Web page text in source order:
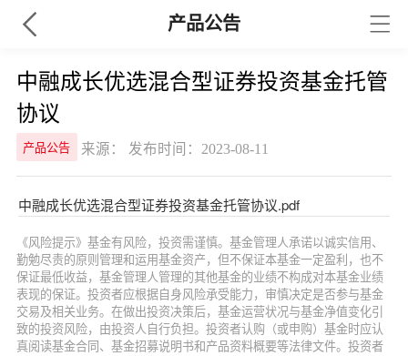
产品公告
中融成长优选混合型证券投资基金托管
协议
产品公告 来源： 发布时间：2023-08-11
中融成长优选混合型证券投资基金托管协议.pdf
《风险提示》基金有风险，投资需谨慎。基金管理人承诺以诚实信用、
勤勉尽责的原则管理和运用基金资产，但不保证本基金一定盈利，也不
保证最低收益，基金管理人管理的其他基金的业绩不构成对本基金业绩
表现的保证。投资者应根据自身风险承受能力，审慎决定是否参与基金
交易及相关业务。在做出投资决策后，基金运营状况与基金净值变化引
致的投资风险，由投资人自行负担。投资者认购（或申购）基金时应认
真阅读基金合同、基金招募说明书和产品资料概要等法律文件。投资者